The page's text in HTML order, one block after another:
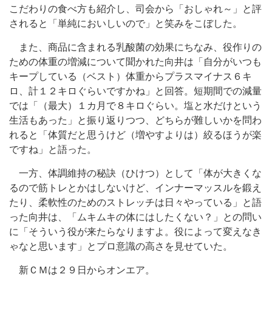
こだわりの食べ方も紹介し、司会から「おしゃれ～」と評
されると「単純においしいので」と笑みをこぼした。
また、商品に含まれる乳酸菌の効果にちなみ、役作りの
ための体重の増減について聞かれた向井は「自分がいつも
キープしている（ベスト）体重からプラスマイナス６キ
ロ、計１２キロぐらいですかね」と回答。短期間での減量
では「（最大）１カ月で８キロぐらい。塩と水だけという
生活もあった」と振り返りつつ、どちらが難しいかを問わ
れると「体質だと思うけど（増やすよりは）絞るほうが楽
ですね」と語った。
一方、体調維持の秘訣（ひけつ）として「体が大きくな
るので筋トレとかはしないけど、インナーマッスルを鍛え
たり、柔軟性のためのストレッチは日々やっている」と語
った向井は、「ムキムキの体にはしたくない？」との問い
に「そういう役が来たらなりますよ。役によって変えなき
ゃなと思います」とプロ意識の高さを見せていた。
新ＣＭは２９日からオンエア。